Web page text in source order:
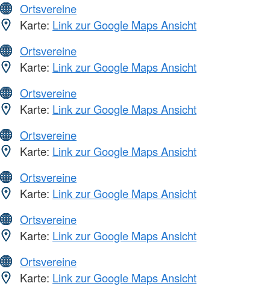
Ortsvereine
Karte: Link zur Google Maps Ansicht
Ortsvereine
Karte: Link zur Google Maps Ansicht
Ortsvereine
Karte: Link zur Google Maps Ansicht
Ortsvereine
Karte: Link zur Google Maps Ansicht
Ortsvereine
Karte: Link zur Google Maps Ansicht
Ortsvereine
Karte: Link zur Google Maps Ansicht
Ortsvereine
Karte: Link zur Google Maps Ansicht